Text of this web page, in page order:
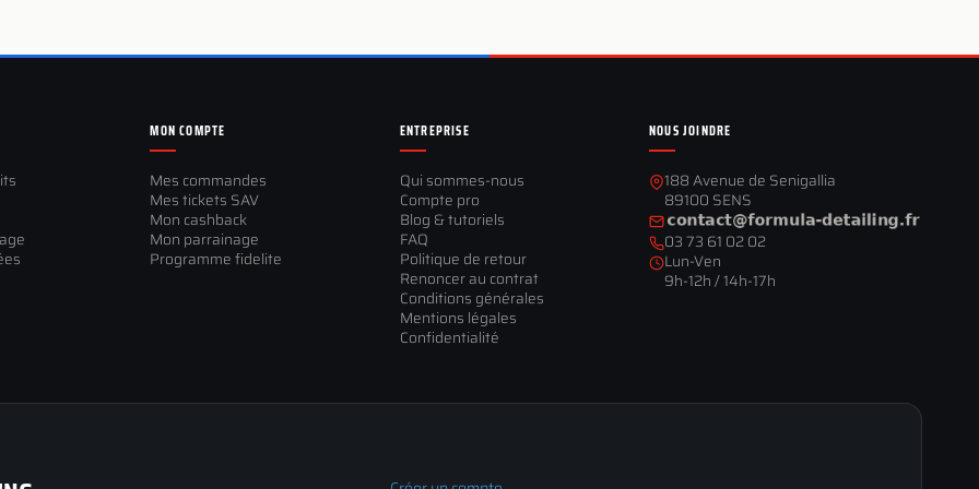
MON COMPTE
Mes commandes
Mes tickets SAV
Mon cashback
Mon parrainage
Programme fidelite
ENTREPRISE
Qui sommes-nous
Compte pro
Blog & tutoriels
FAQ
Politique de retour
Renoncer au contrat
Conditions générales
Mentions légales
Confidentialité
NOUS JOINDRE
188 Avenue de Senigallia
89100 SENS
03 73 61 02 02
Lun-Ven
9h-12h / 14h-17h